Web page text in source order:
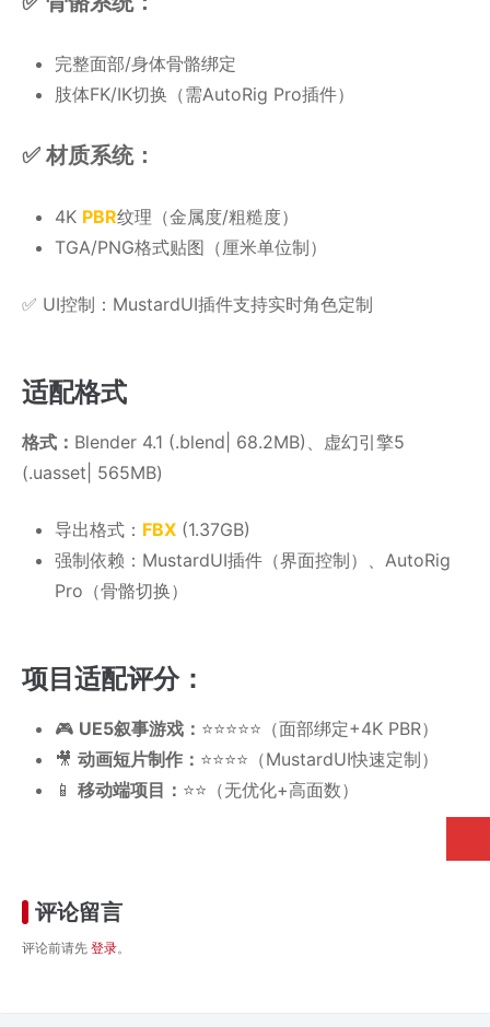
完整面部/身体骨骼绑定
肢体FK/IK切换（需AutoRig Pro插件）
✅ ​​材质系统​​：
4K PBR纹理（金属度/粗糙度）
TGA/PNG格式贴图（厘米单位制）
✅ ​​UI控制​​：MustardUI插件支持实时角色定制
​适配格式
​格式​​： Blender 4.1 (.blend| 68.2MB)、虚幻引擎5
(.uasset| 565MB)
​导出格式​​： FBX (1.37GB)
​强制依赖​​：MustardUI插件（界面控制）、AutoRig
Pro（骨骼切换）
​​项目适配评分​​：
​🎮 UE5叙事游戏​​： ⭐️⭐️⭐️⭐️⭐️（面部绑定+4K PBR）
​🎥 动画短片制作​​： ⭐️⭐️⭐️⭐️（MustardUI快速定制）
​📱 移动端项目​​： ⭐️⭐️（无优化+高面数）
评论留言
评论前请先 登录。